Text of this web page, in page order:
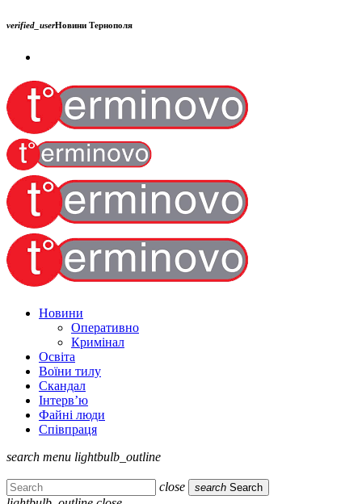
verified_userНовини Тернополя
Новини
Оперативно
Кримінал
Освіта
Воїни тилу
Скандал
Інтерв’ю
Файні люди
Співпраця
search menu lightbulb_outline
close search Search